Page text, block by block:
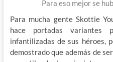
Para eso mejor se
Para mucha gente Skottie
hace portadas variantes
infantilizadas de sus héroes,
demostrado que además de